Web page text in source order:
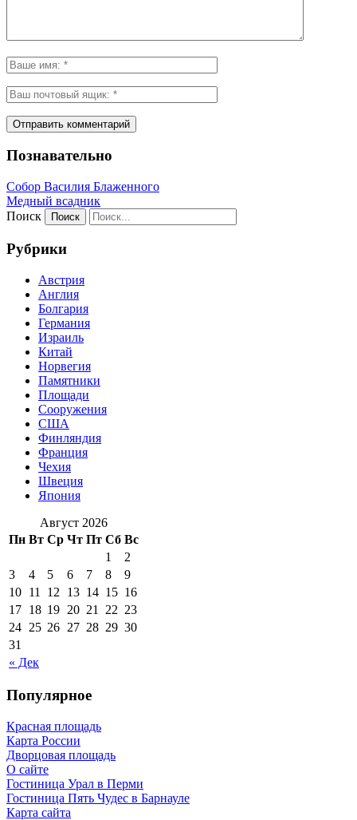
Познавательно
Собор Василия Блаженного
Медный всадник
Поиск
Рубрики
Австрия
Англия
Болгария
Германия
Израиль
Китай
Норвегия
Памятники
Площади
Сооружения
США
Финляндия
Франция
Чехия
Швеция
Япония
Август 2026
Пн Вт Ср Чт Пт Сб Вс
« Дек
1
2
3
4 5 6 7 8
9
10 11 12 13 14 15 16
17 18 19 20 21 22 23
24 25 26 27 28 29 30
31
Популярное
Красная площадь
Карта России
Дворцовая площадь
О сайте
Гостиница Урал в Перми
Гостиница Пять Чудес в Барнауле
Карта сайта